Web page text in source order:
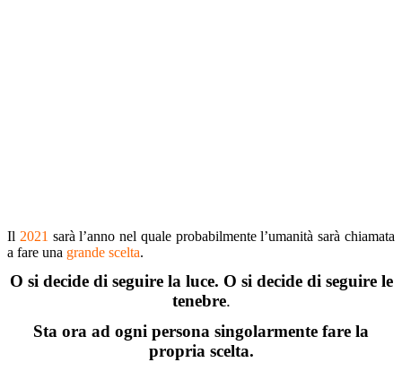
Il 2021 sarà l’anno nel quale probabilmente l’umanità sarà chiamata
a fare una grande scelta.
O si decide di seguire la luce. O si decide di seguire le
tenebre.
Sta ora ad ogni persona singolarmente fare la
propria scelta.